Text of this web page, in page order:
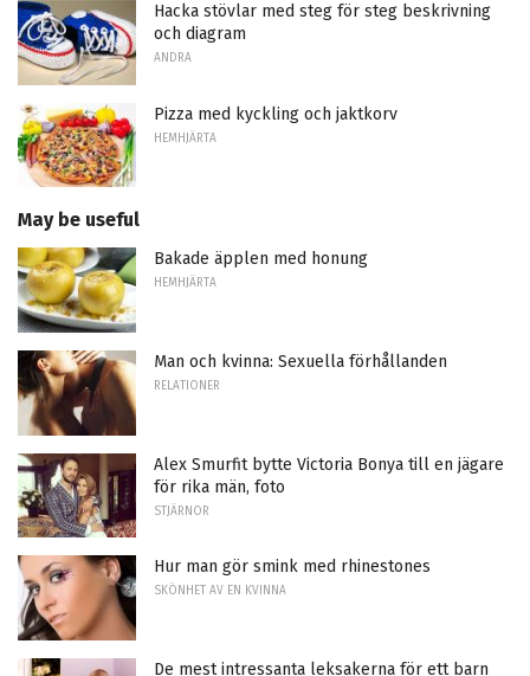
Hacka stövlar med steg för steg beskrivning
och diagram
ANDRA
Pizza med kyckling och jaktkorv
HEMHJÄRTA
May be useful
Bakade äpplen med honung
HEMHJÄRTA
Man och kvinna: Sexuella förhållanden
RELATIONER
Alex Smurfit bytte Victoria Bonya till en jägare
för rika män, foto
STJÄRNOR
Hur man gör smink med rhinestones
SKÖNHET AV EN KVINNA
De mest intressanta leksakerna för ett barn